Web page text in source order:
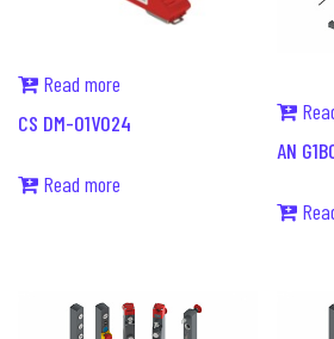
Read more
CS DM-01V024
Read more
AN